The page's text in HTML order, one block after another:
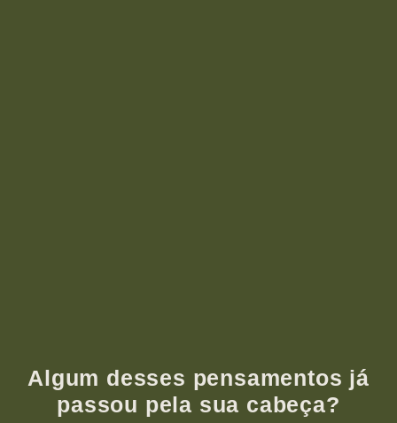
Algum desses pensamentos já
passou pela sua cabeça?